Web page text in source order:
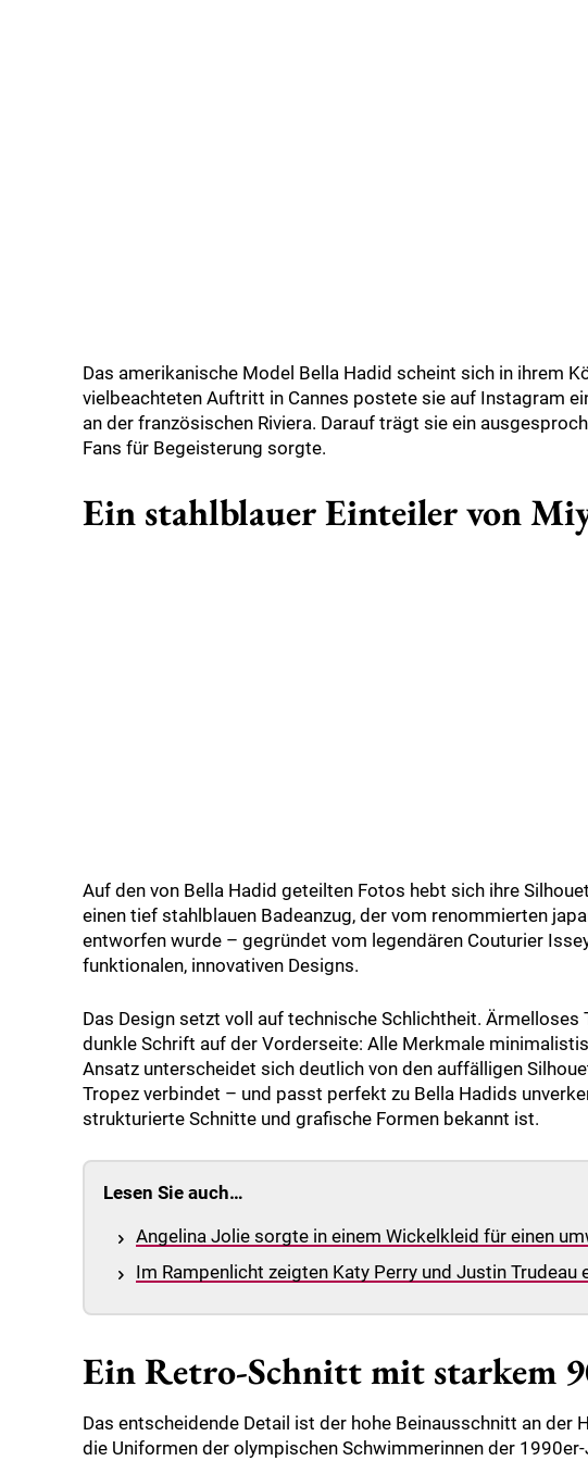
Das amerikanische Model Bella Hadid scheint sich in ihrem
vielbeachteten Auftritt in Cannes postete sie auf Instagram
an der französischen Riviera. Darauf trägt sie ein
Fans für Begeisterung sorgte.
Ein stahlblauer Einteiler von
Auf den von Bella Hadid geteilten Fotos hebt sich ihre
einen tief stahlblauen Badeanzug, der vom renommierten
entworfen wurde – gegründet vom legendären Couturier
funktionalen, innovativen Designs.
Das Design setzt voll auf technische Schlichtheit. Ärmelloses
dunkle Schrift auf der Vorderseite: Alle Merkmale
Ansatz unterscheidet sich deutlich von den auffälligen
Tropez verbindet – und passt perfekt zu Bella Hadids
strukturierte Schnitte und grafische Formen bekannt ist.
Lesen Sie auch…
Angelina Jolie sorgte in einem Wickelkleid für einen
Im Rampenlicht zeigten Katy Perry und Justin
Ein Retro-Schnitt mit starkem
Das entscheidende Detail ist der hohe Beinausschnitt an der
die Uniformen der olympischen Schwimmerinnen der